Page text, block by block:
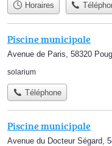
Horaires
Piscine municipale
Avenue de Paris, 58320
solarium
Téléphone
Piscine municipale
Avenue du Docteur Ségard,